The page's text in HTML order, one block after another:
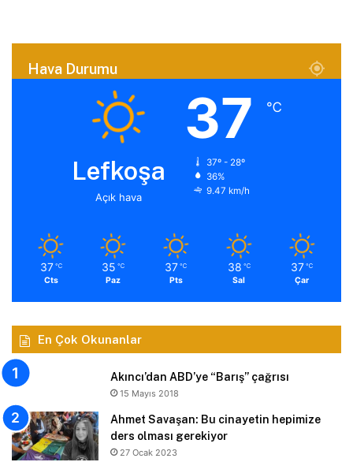
Hava Durumu
Lefkoşa
Açık hava
37 ℃
37º - 28º
36%
9.47 km/h
37 ℃
Cts
35 ℃
Paz
37 ℃
Pts
38 ℃
Sal
37 ℃
Çar
En Çok Okunanlar
Akıncı’dan ABD’ye “Barış” çağrısı
15 Mayıs 2018
Ahmet Savaşan: Bu cinayetin hepimize
ders olması gerekiyor
27 Ocak 2023